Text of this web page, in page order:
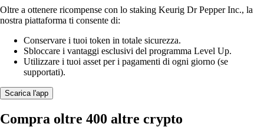
Oltre a ottenere ricompense con lo staking Keurig Dr Pepper Inc., la
nostra piattaforma ti consente di:
Conservare i tuoi token in totale sicurezza.
Sbloccare i vantaggi esclusivi del programma Level Up.
Utilizzare i tuoi asset per i pagamenti di ogni giorno (se
supportati).
Scarica l'app
Compra oltre 400 altre crypto